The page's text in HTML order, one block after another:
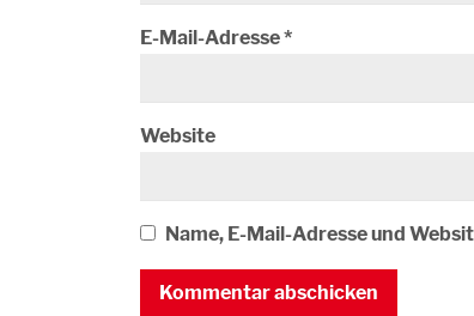
E-Mail-Adresse*
Website
Name, E-Mail-Adresse und